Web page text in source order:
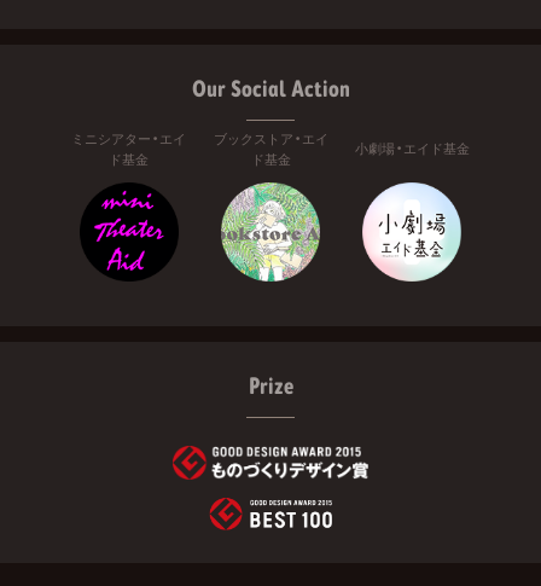
Our Social Action
ミニシアター・エイ
ド基金
ブックストア・エイ
ド基金
小劇場・エイド基金
Prize